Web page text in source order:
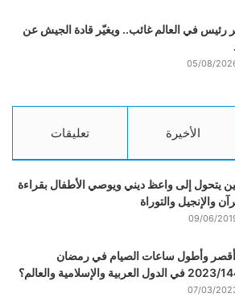
رئيس في العالم غائب.. ويغيّر قادة الجيش عن
05/08/
الأخيرة تعليقات
يتحول إلى واعظ ديني ويوصي الأطفال بقراءة
والإنجيل والتوراة
09/06/
أقصر وأطول ساعات الصيام في رمضان
الدول العربية والإسلامية والعالم؟
07/03/